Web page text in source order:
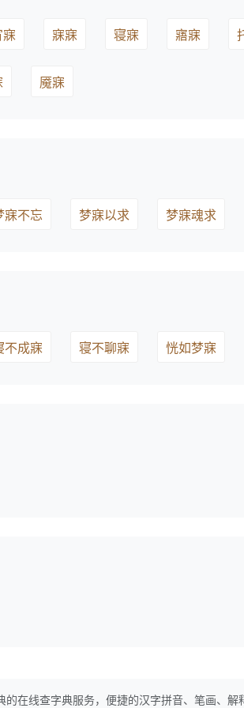
寐 寐寐 寝寐 寤寐
魇寐
寐不忘 梦寐以求 梦寐魂求
不成寐 寝不聊寐 恍如梦寐
在线查字典服务，便捷的汉字拼音、笔画、解